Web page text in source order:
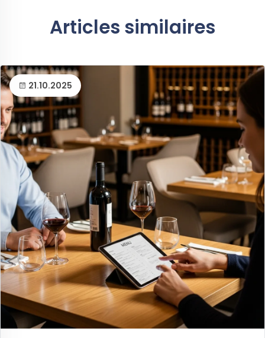
Articles similaires
21.10.2025